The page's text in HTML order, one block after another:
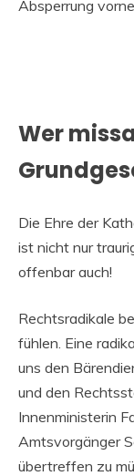
Absperrung
Wer
Die Ehre der
ist nicht nur
offenbar auch!
Rechtsradikale
fühlen. Eine
uns den
und den
Innenministerin
Amtsvorgänger
übertreffen zu